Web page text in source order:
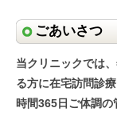
ごあいさつ
当クリニックでは
る方に在宅訪問診
時間365日ご体調